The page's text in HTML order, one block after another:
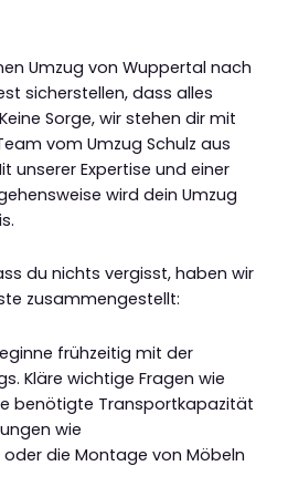
Umzug von Wuppertal nach
sicherstellen, dass alles
Sorge, wir stehen dir mit
vom Umzug Schulz aus
unserer Expertise und einer
wird dein Umzug
du nichts vergisst, haben wir
zusammengestellt:
frühzeitig mit der
Kläre wichtige Fragen wie
benötigte Transportkapazität
wie
die Montage von Möbeln